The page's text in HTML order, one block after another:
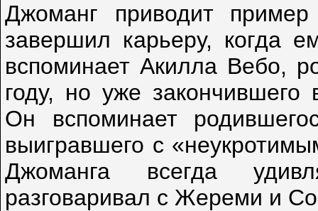
Джоманг приводит
завершил карьеру, когда
вспоминает Акилла Вебо,
году, но уже
Он вспоминает
выигравшего с
Джоманга всегда
разговаривал с Жереми и